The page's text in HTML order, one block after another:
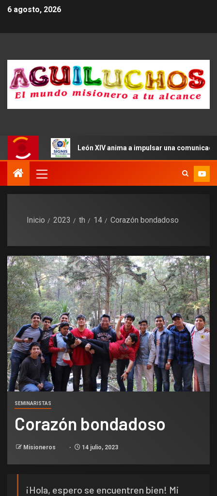
6 agosto, 2026
León XIV anima a impulsar una
Inicio 2023 th 14 Corazón bondadoso
SEMINARISTAS
Corazón bondadoso
Misioneros 14 julio, 2023
¡Hola, espero se encuentren bien! Mi